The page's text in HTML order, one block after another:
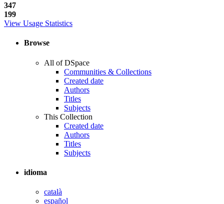
347
199
View Usage Statistics
Browse
All of DSpace
Communities & Collections
Created date
Authors
Titles
Subjects
This Collection
Created date
Authors
Titles
Subjects
idioma
català
español